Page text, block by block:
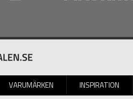
VARUMÄRKEN INSPIRATION
BILDGALLERI